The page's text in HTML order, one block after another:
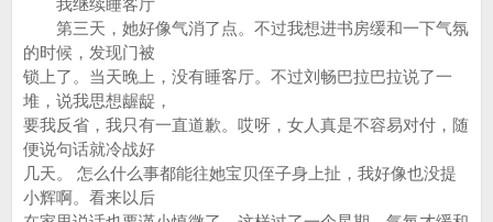
我继续睡客厅
第三天，她好像气消了点。不过我想进书房缓和一下气氛
的时候，发现门被
锁上了。当天晚上，没有睡客厅。不过刘畅巴拉巴拉说了一
堆，说我思想龌龊，
要我反省，我只有一直道歉。哎呀，女人真是不容易对付，随
便说句话就冷战好
几天。 怎么什么事都能往她宝贝侄子身上扯，我好像也没提
小辉啊。看来以后